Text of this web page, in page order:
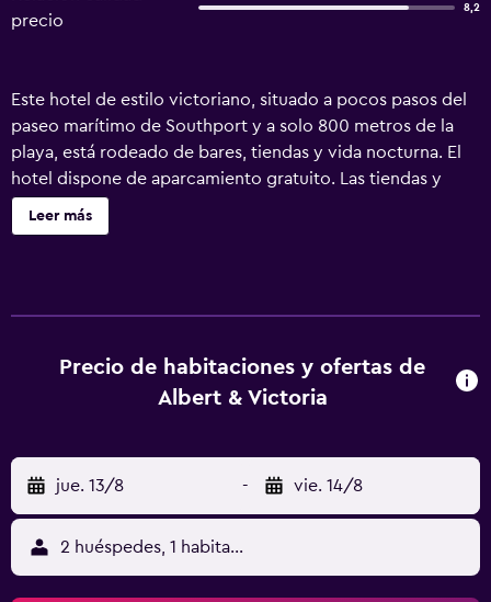
precio
8,2
Este hotel de estilo victoriano, situado a pocos pasos del
paseo marítimo de Southport y a solo 800 metros de la
playa, está rodeado de bares, tiendas y vida nocturna. El
hotel dispone de aparcamiento gratuito. Las tiendas y
jardines de Lord Street están a solo 5 minutos a pie del
Albert & Victoria Hotel. El establecimiento se encuentra a
reproductor de DVD y baño privado con secador de pelo
y artículos de aseo gratuitos. Algunas tienen instalaciones
con Liverpool en 45 minutos.
Leer más
Precio de habitaciones y ofertas de
Albert & Victoria
jue. 13/8 - vie. 14/8
2 huéspedes, 1 habitación